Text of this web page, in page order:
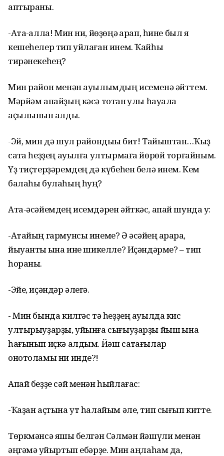
аптыраны.
-Атаҡ-алла! Мин ни, йөҙөңә ҡарап, һине был яҡ
кешеһелер тип уйлаған инем. Ҡайһы
тирәнекеһең?
Мин район менән ауылымдың исеменә әйттем.
Мәрйәм апайҙың кәсә тотҡан ҡулы һауала
аҫылынып ҡалды.
-Эй, мин дә шул райондыҡы бит! Тайыштан…Ҡыҙ
саҡта һеҙҙең ауылға ултырмаға йөрөй торғайным.
Үҙ тиҫтерҙәремдең дә күбеһен белә инем. Кем
балаһы булаһың һуң?
Ата-әсәйемдең исемдәрен әйткәс, апай шунда уҡ:
-Атайың гармунсы инеме? Ә әсәйең ҡарараҡ,
йыуантыҡ ҡына ине шикелле? Иҫәндәрме? – тип
һораны.
-Эйе, иҫәндәр әлегә.
- Мин бында килгәс тә һеҙҙең ауылда кис
ултырыуҙарҙы, уйынға сығыуҙарҙы йыш ҡына
һағынып иҫкә алдым. Йәш саҡтағылар
онотоламы ни инде?!
Апай беҙҙе сәй менән һыйлағас:
-Ҡаҙан аҫтына ут һалайым әле, тип сығып китте.
Төркмәнсә яҡшы белгән Сәлмән йәшүли менән
әңгәмә ҡуйыртып ебәрҙе. Мин аңлаһам да,